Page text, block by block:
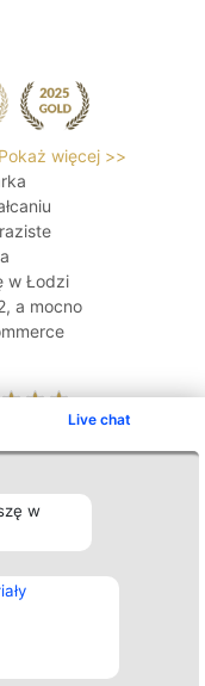
Live chat
w
Pokaż więcej >>
w Łodzi
a mocno